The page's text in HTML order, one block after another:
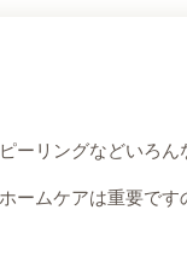
ーリングなどいろ
ームケアは重要で